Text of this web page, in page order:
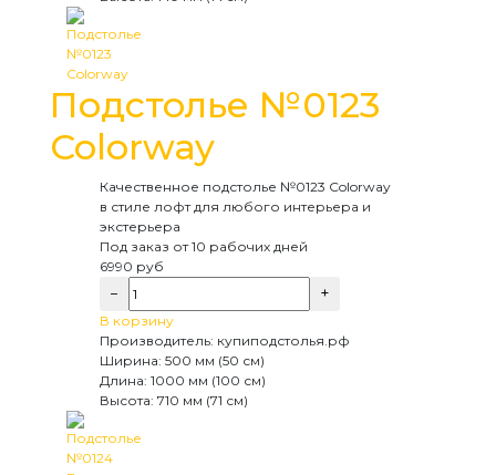
Подстолье №0123
Colorway
Качественное подстолье №0123 Colorway
в стиле лофт для любого интерьера и
экстерьера
Под заказ от 10 рабочих дней
6990 руб
− +
В корзину
Производитель: купиподстолья.рф
Ширина: 500 мм (50 см)
Длина: 1000 мм (100 см)
Высота: 710 мм (71 см)